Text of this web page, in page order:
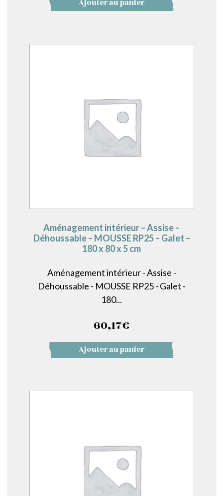
Ajouter au panier
Aménagement intérieur – Assise –
Déhoussable – MOUSSE RP25 – Galet –
180 x 80 x 5 cm
Aménagement intérieur - Assise -
Déhoussable - MOUSSE RP25 - Galet -
180...
60,17€
Ajouter au panier